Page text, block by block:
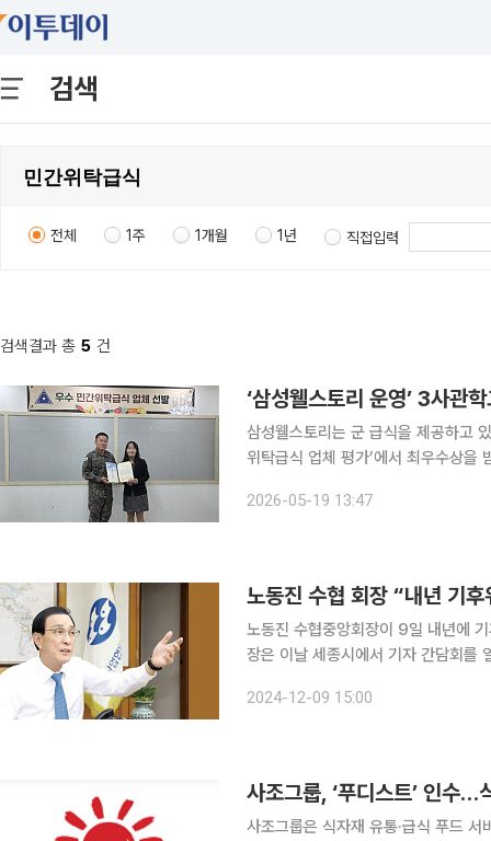
검색
전체 1주 1개월 1년 직접입력
검색결과 총 5 건
‘삼성웰스토리 운영’ 3사관
삼성웰스토리는 군 급식을 제공하고
위탁급식 업체 평가’에서 최우수상을 받았다. 19일 삼성웰스토리에 따르면 국방부
의 군 급식 시장 진출도 본격화하고
2026-05-19 13:47
노동진 수협 회장 “내년 기
노동진 수협중앙회장이 9일 내년에 기후위
장은 이날 세종시에서 기자 간담회를
처에 집중할 방침이다. 이를 위해 기
2024-12-09 15:00
사조그룹, ‘푸디스트’ 인수…
사조그룹은 식자재 유통·급식 푸드 서비스